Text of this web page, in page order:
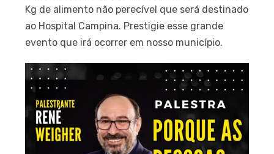
Kg de alimento não perecível que será destinado
ao Hospital Campina. Prestigie esse grande
evento que irá ocorrer em nosso município.